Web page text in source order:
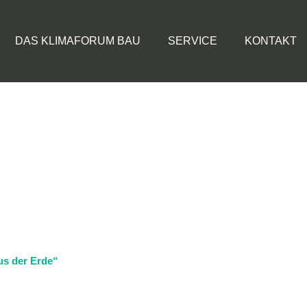
DAS KLIMAFORUM BAU SERVICE KONTAKT
der Erde“